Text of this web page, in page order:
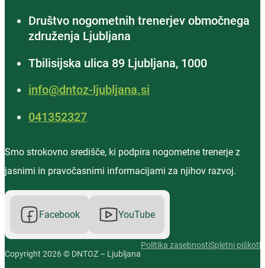
Društvo nogometnih trenerjev območnega
združenja Ljubljana
Tbilisijska ulica 89 Ljubljana, 1000
info@dntoz-ljubljana.si
‭041352327‬
Smo strokovno središče, ki podpira nogometne trenerje z
jasnimi in pravočasnimi informacijami za njihov razvoj.
Facebook YouTube
Copyright 2026 © DNTOZ – Ljubljana
Politika zasebnostiSpletni piškotki